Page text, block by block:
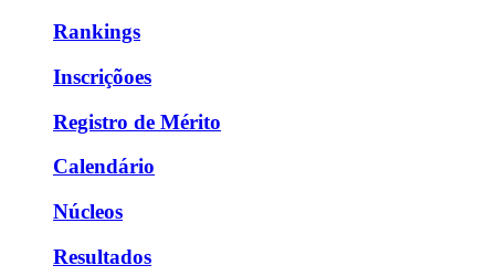
Rankings
Inscriçõoes
Registro de Mérito
Calendário
Núcleos
Resultados